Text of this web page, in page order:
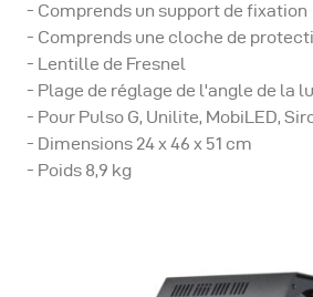
d'abeille pour des effets de lumière
coupe-flux permettent un contrôle
la lumière.
- Comprends un support de fixation
- Comprends une cloche de
- Lentille de Fresnel
- Plage de réglage de l'angle de la
- Pour Pulso G, Unilite, MobiLED,
- Dimensions 24 x 46 x 51 cm
- Poids 8,9 kg